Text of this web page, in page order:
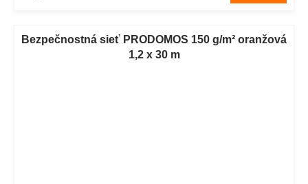
Bezpečnostná sieť PRODOMOS 150 g/m² oranžová
1,2 x 30 m